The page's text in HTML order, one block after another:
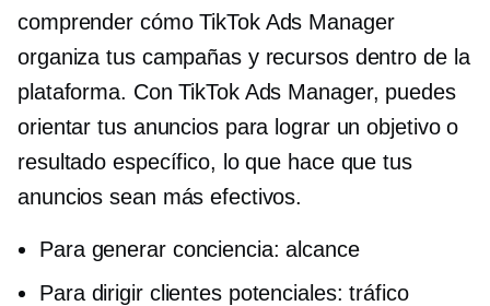
comprender cómo TikTok Ads Manager
organiza tus campañas y recursos dentro de la
plataforma. Con TikTok Ads Manager, puedes
orientar tus anuncios para lograr un objetivo o
resultado específico, lo que hace que tus
anuncios sean más efectivos.
Para generar conciencia: alcance
Para dirigir clientes potenciales: tráfico